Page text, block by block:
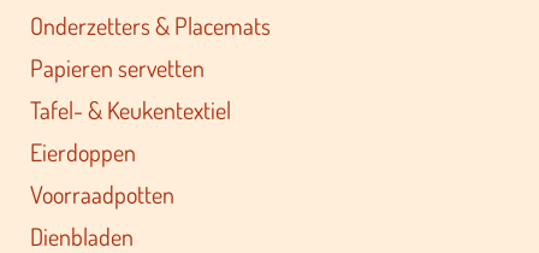
Onderzetters & Placemats
Papieren servetten
Tafel- & Keukentextiel
Eierdoppen
Voorraadpotten
Dienbladen